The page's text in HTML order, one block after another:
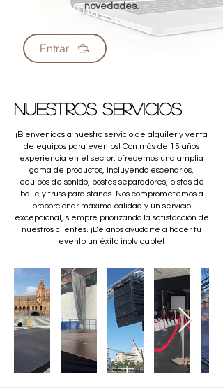
novedades.
Entrar
Nuestros servicios
¡Bienvenidos a nuestro servicio de alquiler y venta
de equipos para eventos! Con más de 15 años
experiencia en el sector, ofrecemos una amplia
gama de productos, incluyendo escenarios,
equipos de sonido, postes separadores, pistas de
baile y truss para stands. Nos comprometemos a
proporcionar máxima calidad y un servicio
excepcional, siempre priorizando la satisfacción de
nuestros clientes. ¡Déjanos ayudarte a hacer tu
evento un éxito inolvidable!